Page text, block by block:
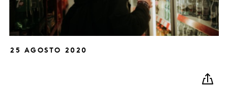
25 AGOSTO 2020